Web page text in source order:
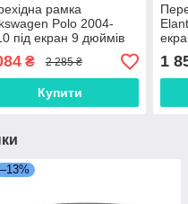
рамка
Polo 2004-
під екран 9 дюймів
₴ 2 285 ₴
Купити
1
–13%